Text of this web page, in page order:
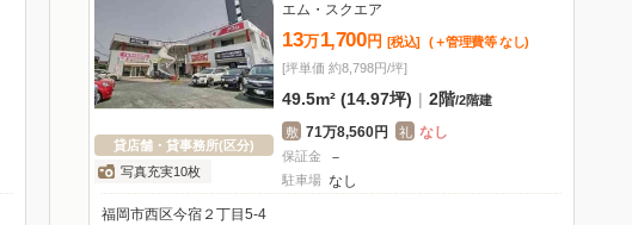
貸店舗・貸事務所(区分)
写真充実10枚
エム・スクエア
13万1,700 円 [税込] (＋管理費等 なし)
[坪単価 約8,798円/坪]
49.5m² (14.97坪) | 2階/2階建
敷 71万8,560円 礼 なし
保証金 －
駐車場 なし
福岡市西区今宿２丁目5-4